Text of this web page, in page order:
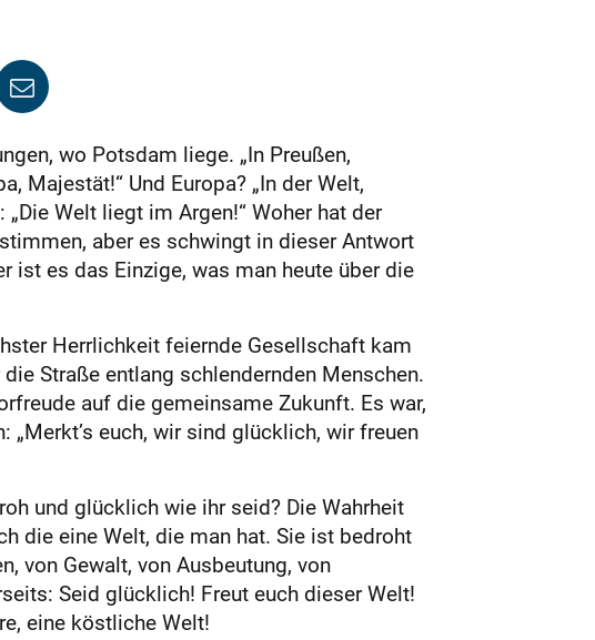
wo Potsdam liege. „In Preußen,
Majestät!“ Und Europa? „In der Welt,
Welt liegt im Argen!“ Woher hat der
aber es schwingt in dieser Antwort
ist es das Einzige, was man heute über die
Herrlichkeit feiernde Gesellschaft kam
Straße entlang schlendernden Menschen.
auf die gemeinsame Zukunft. Es war,
euch, wir sind glücklich, wir freuen
und glücklich wie ihr seid? Die Wahrheit
die eine Welt, die man hat. Sie ist bedroht
von Gewalt, von Ausbeutung, von
Seid glücklich! Freut euch dieser Welt!
eine köstliche Welt!